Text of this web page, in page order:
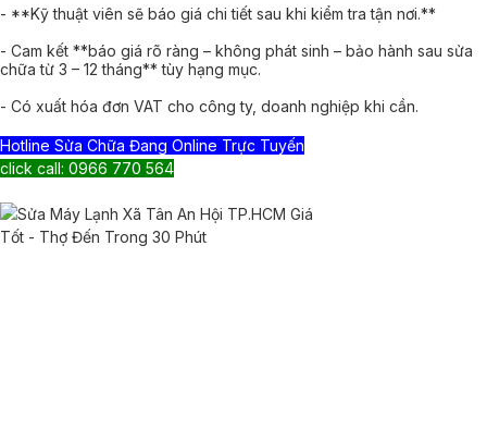
- **Kỹ thuật viên sẽ báo giá chi tiết sau khi kiểm tra tận nơi.**
- Cam kết **báo giá rõ ràng – không phát sinh – bảo hành sau sửa
chữa từ 3 – 12 tháng** tùy hạng mục.
- Có xuất hóa đơn VAT cho công ty, doanh nghiệp khi cần.
Hotline Sửa Chữa Đang Online Trực Tuyến
click call: 0966 770 564